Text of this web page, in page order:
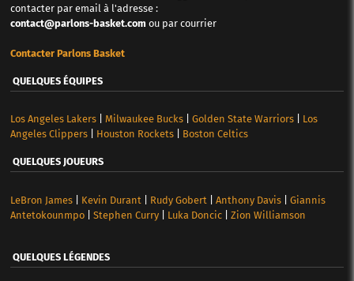
contacter par email à l'adresse :
contact@parlons-basket.com ou par courrier
Contacter Parlons Basket
QUELQUES ÉQUIPES
Los Angeles Lakers| Milwaukee Bucks| Golden State Warriors| Los
Angeles Clippers| Houston Rockets| Boston Celtics
QUELQUES JOUEURS
LeBron James| Kevin Durant Rudy Gobert Anthony Davis| Giannis
Antetokounmpo| Stephen Curry| Luka Doncic| Zion Williamson
QUELQUES LÉGENDES